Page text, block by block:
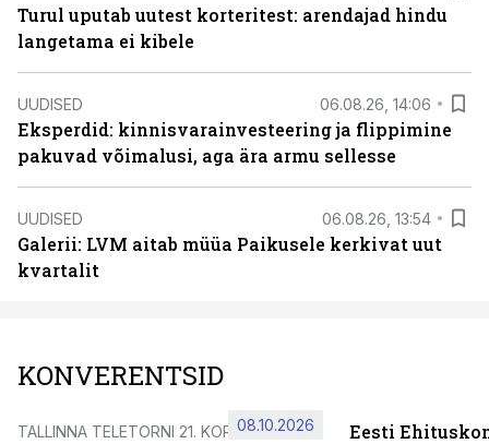
Turul uputab uutest korteritest: arendajad hindu
langetama ei kibele
UUDISED 06.08.26, 14:06
Eksperdid: kinnisvarainvesteering ja flippimine
pakuvad võimalusi, aga ära armu sellesse
UUDISED 06.08.26, 13:54
Galerii: LVM aitab müüa Paikusele kerkivat uut
kvartalit
KONVERENTSID
TALLINNA TELETORNI 21. KORRUSEL
08.10.2026 Eesti